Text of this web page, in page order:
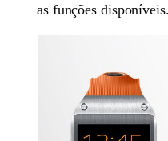
as funções disponíveis.